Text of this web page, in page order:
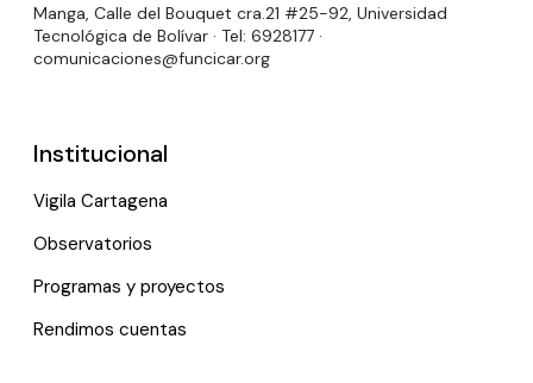
Manga, Calle del Bouquet cra.21 #25-92, Universidad
Tecnológica de Bolívar · Tel: 6928177 ·
comunicaciones@funcicar.org
Institucional
Vigila Cartagena
Observatorios
Programas y proyectos
Rendimos cuentas